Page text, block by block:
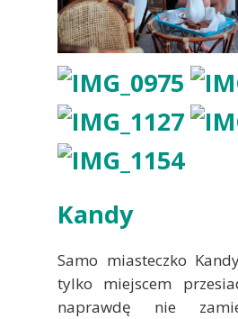
Kandy
Samo miasteczko
tylko miejscem
naprawdę nie